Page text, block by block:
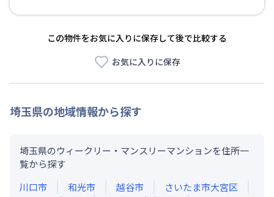
この物件をお気に入りに保存して後で比較する
お気に入りに保存
埼玉県の地域情報から探す
埼玉県のウィークリー・マンスリーマンションを住所一
覧から探す
川口市
和光市 越谷市
さいたま市大宮区